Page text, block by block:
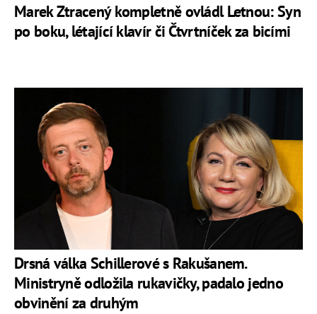
Marek Ztracený kompletně ovládl Letnou: Syn
po boku, létající klavír či Čtvrtníček za bicími
Drsná válka Schillerové s Rakušanem.
Ministryně odložila rukavičky, padalo jedno
obvinění za druhým